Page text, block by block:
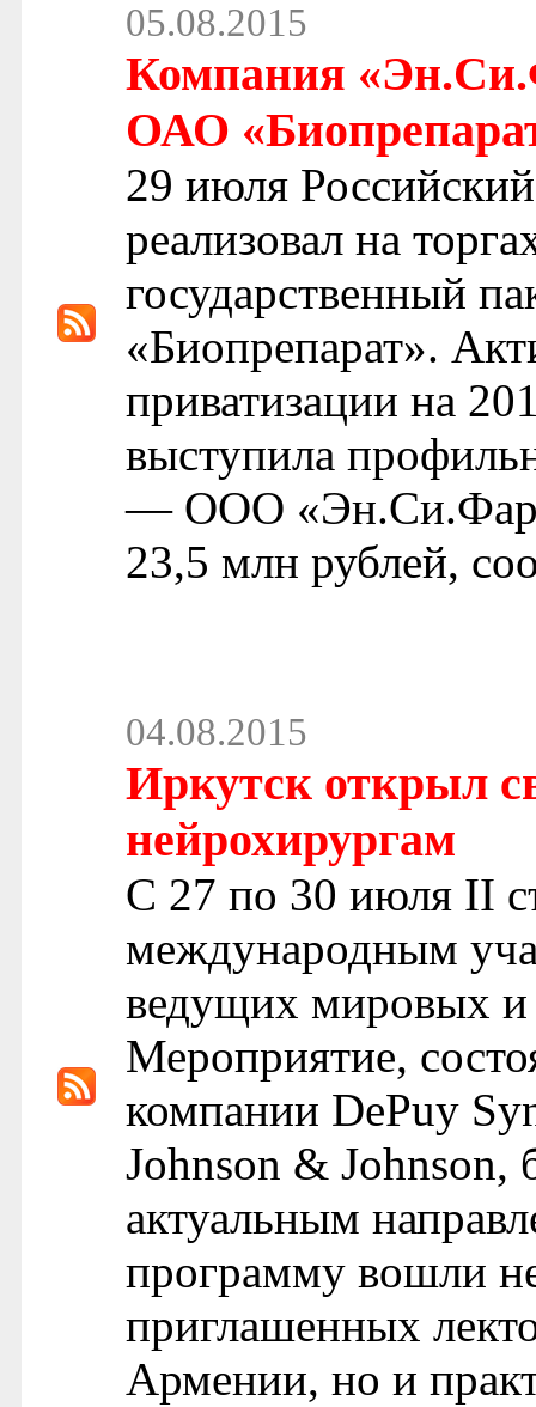
05.08.2015
Компания
ОАО
29 июля
реализовал на
государственный
«Биопрепарат».
приватизации на
выступила
— ООО
23,5 млн рублей,
04.08.2015
Иркутск открыл
нейрохирургам
С 27 по 30 июля II
международным
ведущих мировых и
Мероприятие,
компании DePuy
Johnson & Johnson,
актуальным
программу вошли
приглашенных
Армении, но и